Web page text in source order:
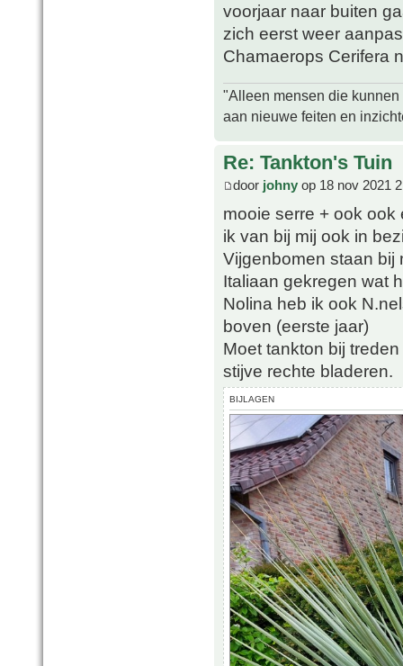
voorjaar naar buiten
zich eerst weer
Chamaerops Cerifera
"Alleen mensen die
aan nieuwe feiten en
Re: Tankton's Tuin
door johny op 18 nov 2021
mooie serre + ook
ik van bij mij ook in
Vijgenbomen staan bij
Italiaan gekregen wat
Nolina heb ik ook
boven (eerste jaar)
Moet tankton bij
stijve rechte bladeren.
BIJLAGEN